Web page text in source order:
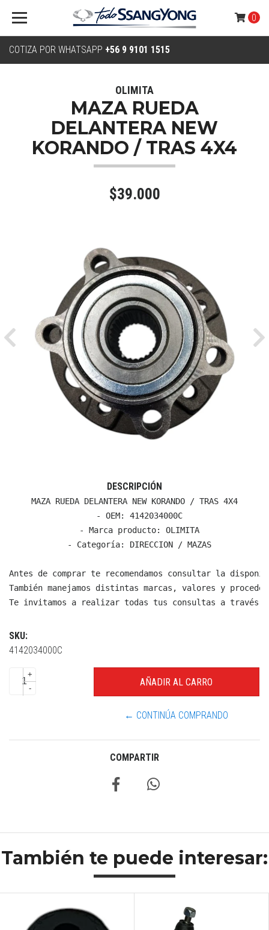
COTIZA POR WHATSAPP +56 9 9101 1515
0
OLIMITA
MAZA RUEDA
DELANTERA NEW
KORANDO / TRAS 4X4
$39.000
Previous
DESCRIPCIÓN
MAZA RUEDA DELANTERA NEW KORANDO / TRAS 4X4
  - OEM: 4142034000C
  - Marca producto: OLIMITA
  - Categoría: DIRECCION / MAZAS
Antes de comprar te recomendamos consultar la
También manejamos distintas marcas, valores y
Te invitamos a realizar todas tus consultas a través
SKU:
4142034000C
+
-
← CONTINÚA COMPRANDO
COMPARTIR
También te puede interesar: